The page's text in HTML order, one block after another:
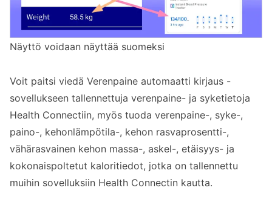
Näyttö voidaan näyttää suomeksi
Voit paitsi viedä Verenpaine automaatti kirjaus -
sovellukseen tallennettuja verenpaine- ja syketietoja
Health Connectiin, myös tuoda verenpaine-, syke-,
paino-, kehonlämpötila-, kehon rasvaprosentti-,
vähärasvainen kehon massa-, askel-, etäisyys- ja
kokonaispoltetut kaloritiedot, jotka on tallennettu
muihin sovelluksiin Health Connectin kautta.